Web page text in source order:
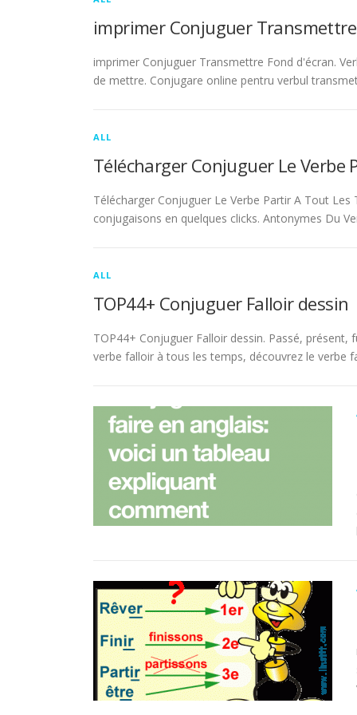
imprimer Conjuguer
imprimer Conjuguer Transmettre Fond d'écran.
de mettre. Conjugare online pentru verbul
ALL
Télécharger Conjuguer Le Verbe
Télécharger Conjuguer Le Verbe Partir A Tout
conjugaisons en quelques clicks. Antonymes Du
ALL
TOP44+ Conjuguer Falloir dessin
TOP44+ Conjuguer Falloir dessin. Passé,
verbe falloir à tous les temps, découvrez le verbe